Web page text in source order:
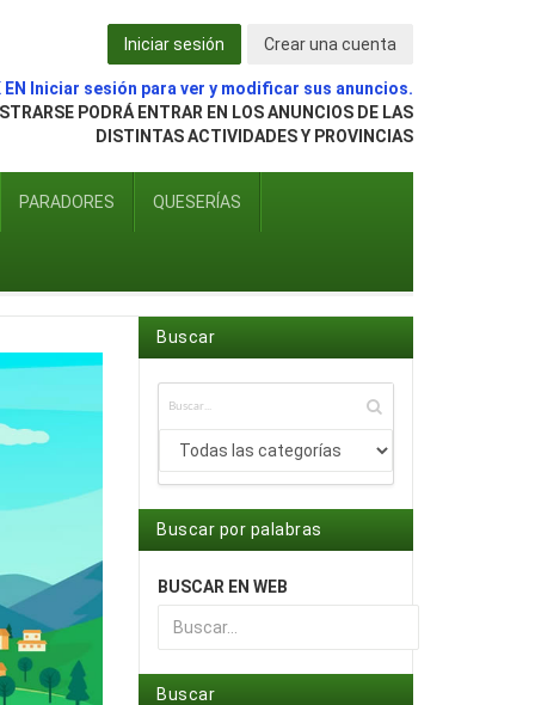
Crear una cuenta
Iniciar sesión
EN Iniciar sesión para ver y modificar sus anuncios.
PODRÁ ENTRAR EN LOS ANUNCIOS DE LAS
DISTINTAS ACTIVIDADES Y PROVINCIAS
PARADORES QUESERÍAS
Buscar
Buscar por palabras
BUSCAR EN WEB
Buscar